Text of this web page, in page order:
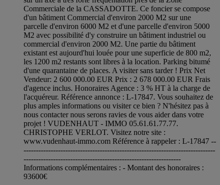
Commerciale de la CASSADOTTE. Ce foncier se compose
d'un bâtiment Commercial d'environ 2000 M2 sur une
parcelle d'environ 6000 M2 et d'une parcelle d'environ 5000
M2 avec possibilité d'y construire un bâtiment industriel ou
commercial d'environ 2000 M2. Une partie du bâtiment
existant est aujourd'hui louée pour une superficie de 800 m2,
les 1200 m2 restants sont libres à la location. Parking bitumé
d'une quarantaine de places. A visiter sans tarder ! Prix Net
Vendeur: 2 600 000.00 EUR Prix : 2 678 000.00 EUR Frais
d'agence inclus. Honoraires Agence : 3 % HT à la charge de
l'acquéreur. Référence annonce : L-17847. Vous souhaitez de
plus amples informations ou visiter ce bien ? N'hésitez pas à
nous contacter nous serons ravies de vous aider dans votre
projet ! VUDENHAUT - IMMO 05.61.61.77.77.
CHRISTOPHE VERLOT. Visitez notre site :
www.vudenhaut-immo.com Référence à rappeler : L-17847 --
------------------------------------------------------------------------------
----------------------------------------------------------------
Informations complémentaires : - Montant des honoraires :
93600€